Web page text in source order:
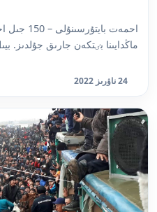
احمەت
ماڭدايىنا بٸتكەن جارىق جۇلدىز. بيىل
24 ناۋرىز 2022